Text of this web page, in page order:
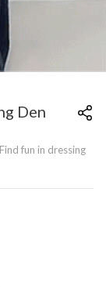
Den
fun in dressing